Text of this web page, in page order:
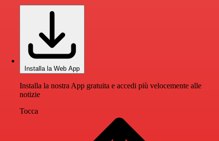
Installa la Web App
Installa la nostra App gratuita e accedi più velocemente alle
notizie
Tocca